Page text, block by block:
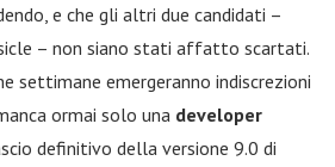
e che gli altri due candidati –
– non siano stati affatto scartati.
settimane emergeranno indiscrezioni
ormai solo una developer
definitivo della versione 9.0 di